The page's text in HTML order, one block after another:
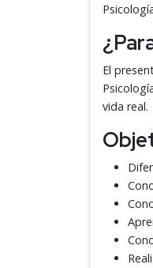
El
vida real.